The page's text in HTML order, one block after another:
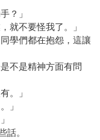
？」
就不要怪我了。」
學們都在抱怨，這讓
不是精神方面有問
。」
」
話。